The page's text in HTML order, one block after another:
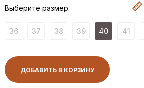
Выберите размер:
36 37 38 39 40 41
ДОБАВИТЬ В КОРЗИНУ